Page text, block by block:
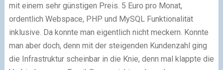
mit einem sehr günstigen Preis. 5 Euro pro Monat,
ordentlich Webspace, PHP und MySQL Funktionalität
inklusive. Da konnte man eigentlich nicht meckern. Konnte
man aber doch, denn mit der steigenden Kundenzahl ging
die Infrastruktur scheinbar in die Knie, denn mal klappte die